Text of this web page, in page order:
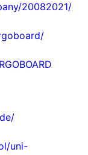
20082021/
uni-